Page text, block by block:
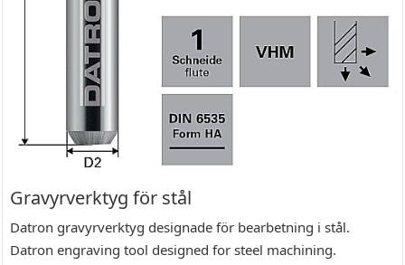
Gravyrverktyg för stål
Datron gravyrverktyg designade för bearbetning i stål.
Datron engraving tool designed for steel machining.